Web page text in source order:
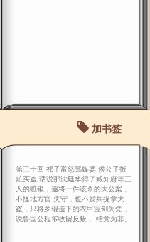
加书签
第三十回 祁子富怒骂媒婆 侯公子扳
赃买盗 话说那沈廷华得了臧知府等三
人的赃银，遂将一件该杀的大公案，
不怪地方官 失守，也不发兵捉拿大
盗，只将罗琨遗下的衣甲宝剑为凭，
说鲁国公程爷收留反叛， 结党为非。